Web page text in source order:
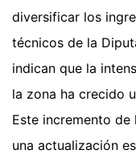
diversificar los
técnicos de la
indican que la
la zona ha crecido
Este incremento
una actualización